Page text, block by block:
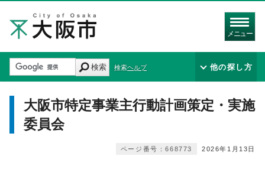
メニュー
検索 検索ヘルプ 他の探し方
大阪市特定事業主行動計画策定・実施
委員会
2026年1月13日
ページ番号：668773